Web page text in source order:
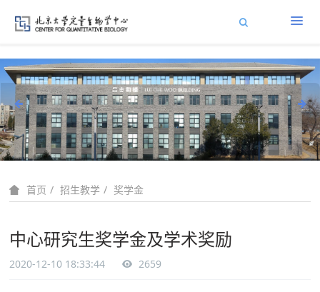
首页 招生教学 奖学金
中心研究生奖学金及学术奖励
2020-12-10 18:33:44 2659